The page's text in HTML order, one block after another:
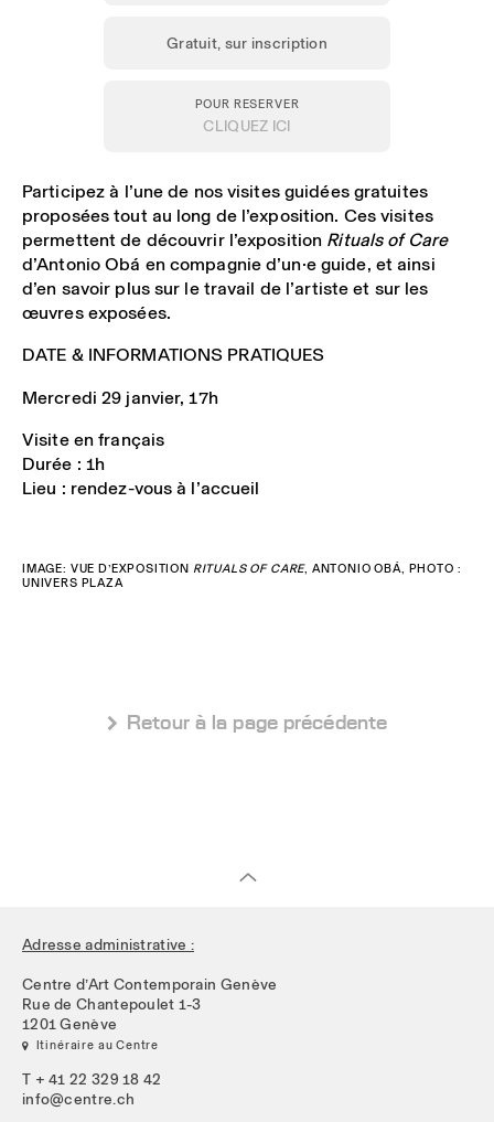
Gratuit, sur inscription
POUR RESERVER
CLIQUEZ ICI
Participez à l’une de nos visites guidées gratuites
proposées tout au long de l’exposition. Ces visites
permettent de découvrir l’exposition Rituals of Care
d’Antonio Obá en compagnie d’un·e guide, et ainsi
d’en savoir plus sur le travail de l’artiste et sur les
œuvres exposées.
DATE & INFORMATIONS PRATIQUES
Mercredi 29 janvier, 17h
Visite en français
Durée : 1h
Lieu : rendez-vous à l’accueil
IMAGE: VUE D’EXPOSITION RITUALS OF CARE, ANTONIO OBÁ, PHOTO :
UNIVERS PLAZA
 Retour à la page précédente
Adresse administrative :
Centre d’Art Contemporain Genève
Rue de Chantepoulet 1-3
1201 Genève
 Itinéraire au Centre
T + 41 22 329 18 42
info@centre.ch